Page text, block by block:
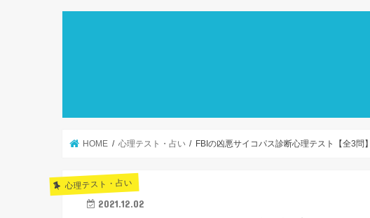
HOME 心理テスト・占い FBIの凶悪サイコパス診断心理テスト【全3問】
心理テスト・占い
2021.12.02